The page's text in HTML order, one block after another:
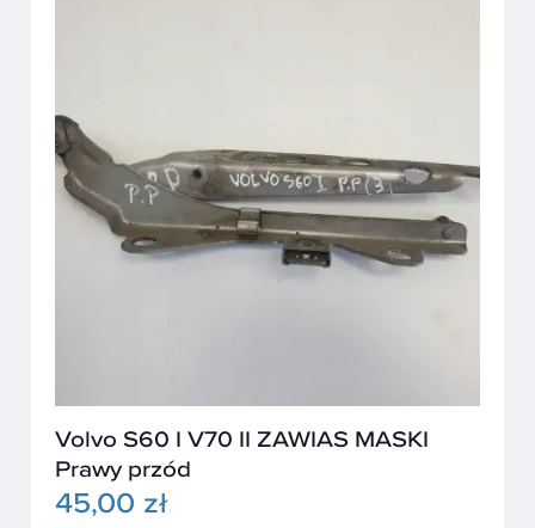
Volvo S60 I V70 II ZAWIAS MASKI
Prawy przód
45,00 zł